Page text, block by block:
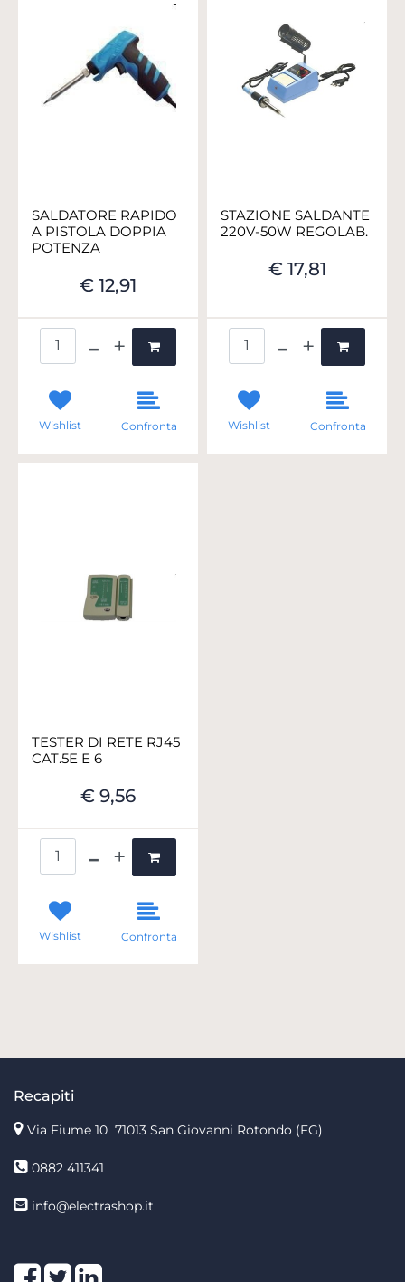
SALDATORE RAPIDO
A PISTOLA DOPPIA
POTENZA
€ 12,91
Wishlist Confronta
STAZIONE SALDANTE
220V-50W REGOLAB.
€ 17,81
Wishlist Confronta
TESTER DI RETE RJ45
CAT.5E E 6
€ 9,56
Wishlist Confronta
Recapiti
Via Fiume 10 71013 San Giovanni Rotondo (FG)
0882 411341
info@electrashop.it
Facebook
TwitterLinkedIn